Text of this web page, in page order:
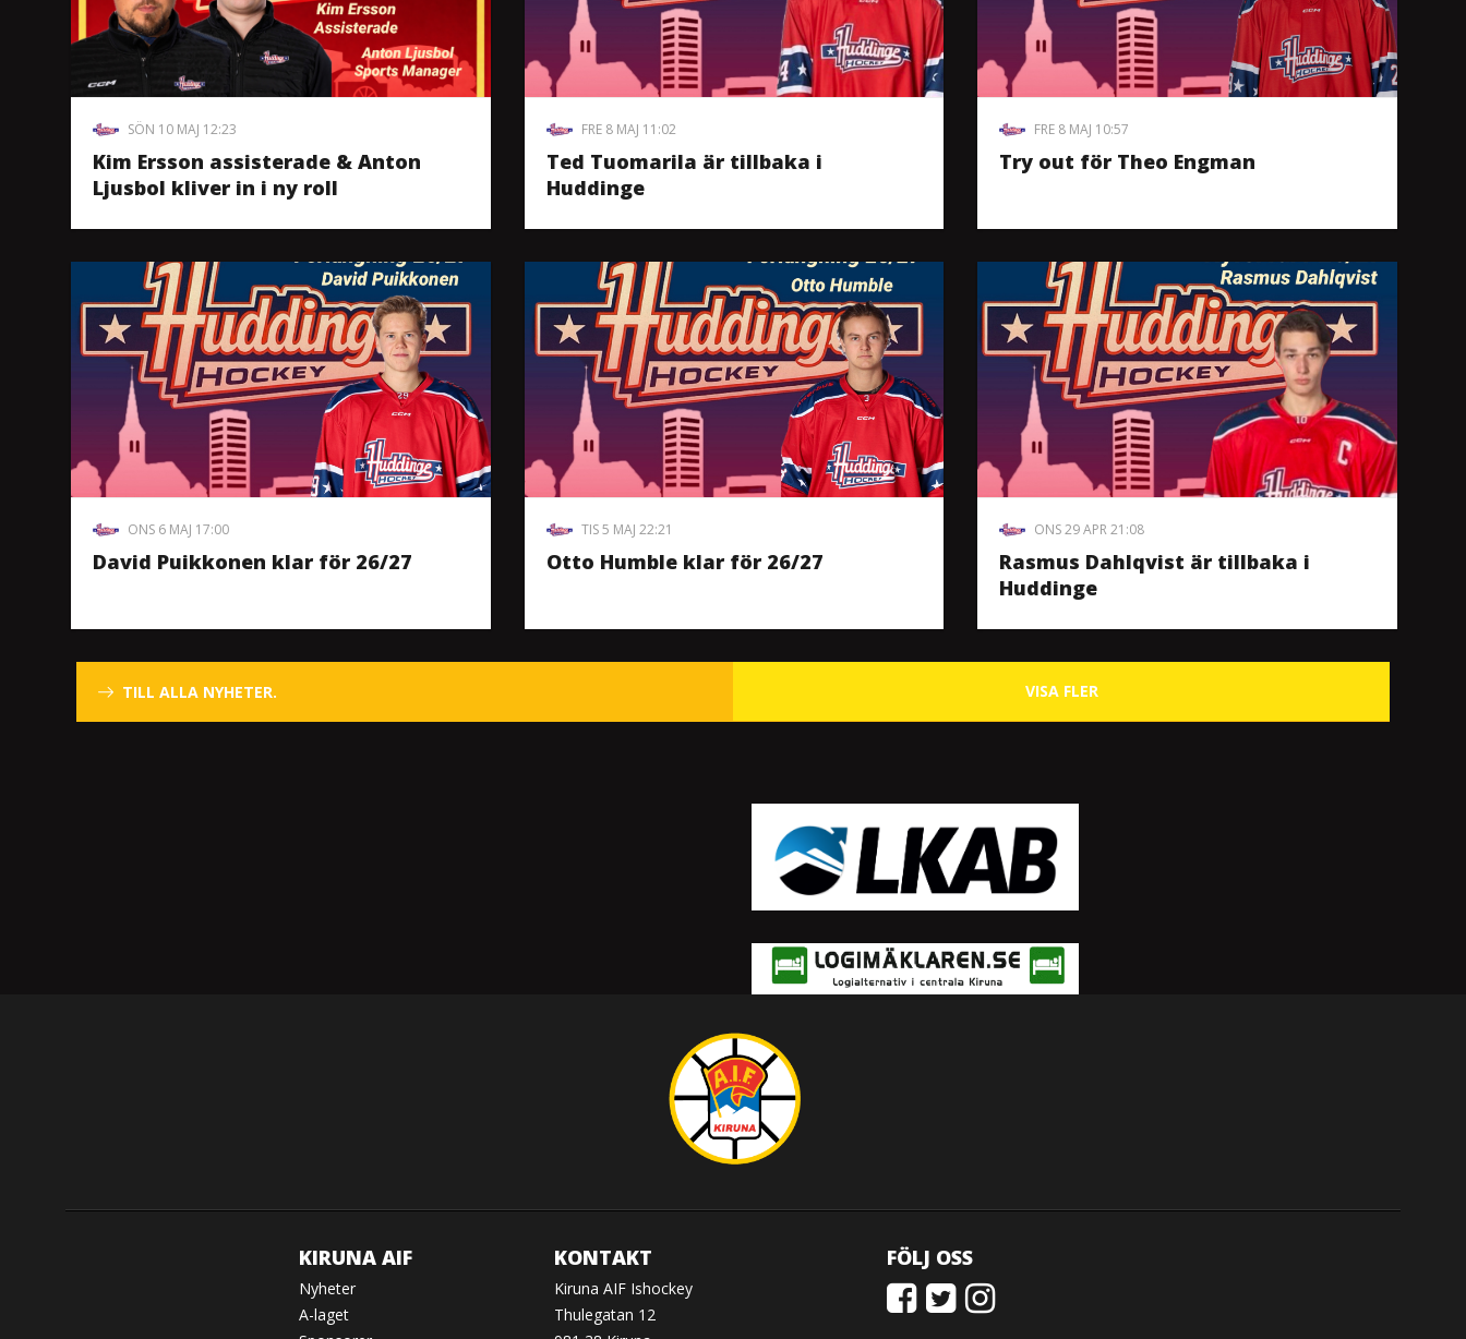
SÖN 10 MAJ 12:23
Kim Ersson assisterade & Anton
Ljusbol kliver in i ny roll
FRE 8 MAJ 11:02
Ted Tuomarila är tillbaka i
Huddinge
FRE 8 MAJ 10:57
Try out för Theo Engman
ONS 6 MAJ 17:00
David Puikkonen klar för 26/27
TIS 5 MAJ 22:21
Otto Humble klar för 26/27
ONS 29 APR 21:08
Rasmus Dahlqvist är tillbaka i
Huddinge
VISA FLER
TILL ALLA NYHETER.
KIRUNA AIF
Nyheter
A-laget
KONTAKT
Kiruna AIF Ishockey
Thulegatan 12
FÖLJ OSS